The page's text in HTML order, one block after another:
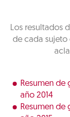
Los resultados
de cada sujeto
Resumen de
año 2014
Resumen de